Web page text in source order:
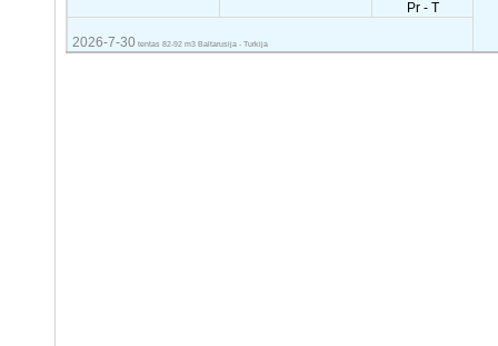
Pr - T
2026-7-30 tentas 82-92 m3 Baltarusija - Turkija